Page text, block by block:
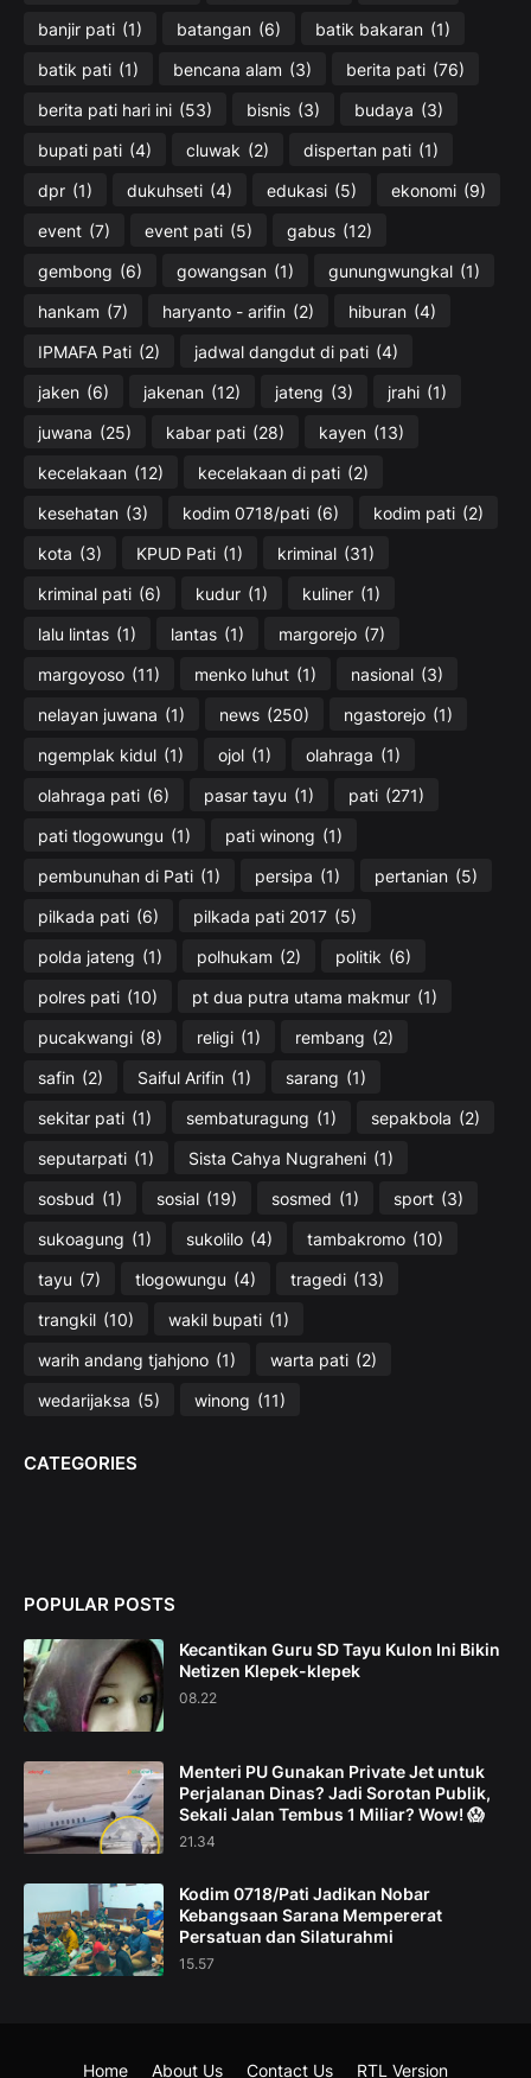
banjir pati (1) batangan (6) batik bakaran (1)
batik pati (1) bencana alam (3) berita pati (76)
berita pati hari ini (53) bisnis (3) budaya (3)
bupati pati (4) cluwak (2) dispertan pati (1)
dpr (1) dukuhseti (4) edukasi (5) ekonomi (9)
event (7) event pati (5) gabus (12)
gembong (6) gowangsan (1) gunungwungkal (1)
hankam (7) haryanto - arifin (2) hiburan (4)
IPMAFA Pati (2) jadwal dangdut di pati (4)
jaken (6) jakenan (12) jateng (3) jrahi (1)
juwana (25) kabar pati (28) kayen (13)
kecelakaan (12) kecelakaan di pati (2)
kesehatan (3) kodim 0718/pati (6) kodim pati (2)
kota (3) KPUD Pati (1) kriminal (31)
kriminal pati (6) kudur (1) kuliner (1)
lalu lintas (1) lantas (1) margorejo (7)
margoyoso (11) menko luhut (1) nasional (3)
nelayan juwana (1) news (250) ngastorejo (1)
ngemplak kidul (1) ojol (1) olahraga (1)
olahraga pati (6) pasar tayu (1) pati (271)
pati tlogowungu (1) pati winong (1)
pembunuhan di Pati (1) persipa (1) pertanian (5)
pilkada pati (6) pilkada pati 2017 (5)
polda jateng (1) polhukam (2) politik (6)
polres pati (10) pt dua putra utama makmur (1)
pucakwangi (8) religi (1) rembang (2)
safin (2) Saiful Arifin (1) sarang (1)
sekitar pati (1) sembaturagung (1) sepakbola (2)
seputarpati (1) Sista Cahya Nugraheni (1)
sosbud (1) sosial (19) sosmed (1) sport (3)
sukoagung (1) sukolilo (4) tambakromo (10)
tayu (7) tlogowungu (4) tragedi (13)
trangkil (10) wakil bupati (1)
warih andang tjahjono (1) warta pati (2)
wedarijaksa (5) winong (11)
CATEGORIES
POPULAR POSTS
Kecantikan Guru SD Tayu Kulon Ini Bikin
Netizen Klepek-klepek
08.22
Menteri PU Gunakan Private Jet untuk
Perjalanan Dinas? Jadi Sorotan Publik,
Sekali Jalan Tembus 1 Miliar? Wow! 😱
21.34
Kodim 0718/Pati Jadikan Nobar
Kebangsaan Sarana Mempererat
Persatuan dan Silaturahmi
15.57
Home About Us Contact Us RTL Version